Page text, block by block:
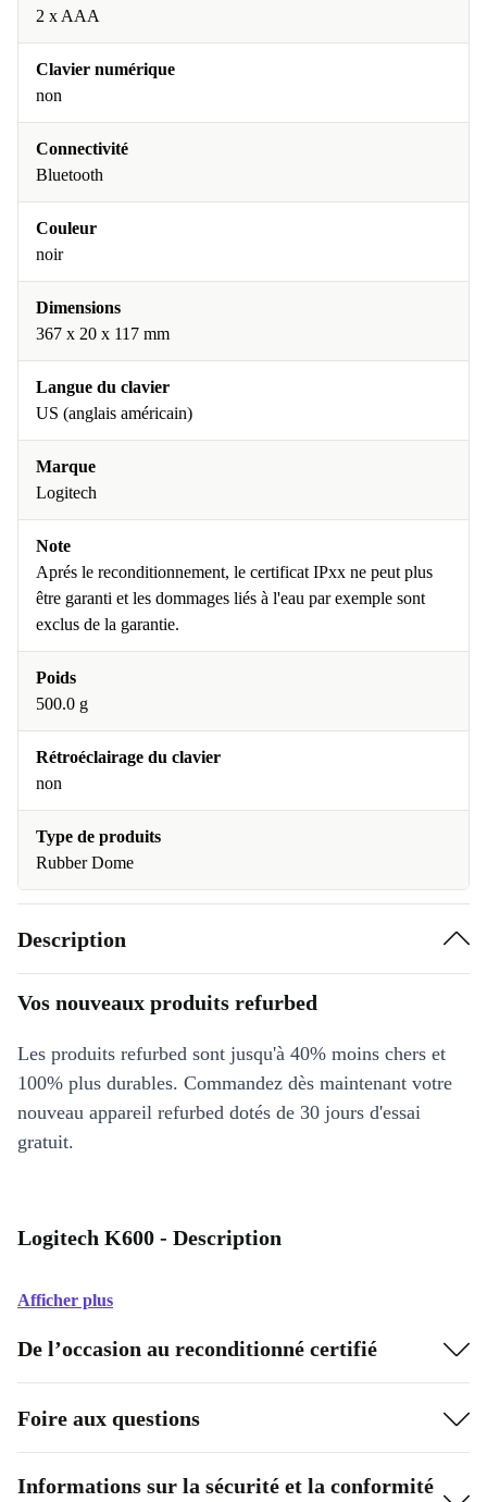
2 x AAA
Clavier numérique
non
Connectivité
Bluetooth
Couleur
noir
Dimensions
367 x 20 x 117 mm
Langue du clavier
US (anglais américain)
Marque
Logitech
Note
Aprés le reconditionnement, le certificat IPxx ne peut plus
être garanti et les dommages liés à l'eau par exemple sont
exclus de la garantie.
Poids
500.0 g
Rétroéclairage du clavier
non
Type de produits
Rubber Dome
Description
Vos nouveaux produits refurbed
Les produits refurbed sont jusqu'à 40% moins chers et
100% plus durables. Commandez dès maintenant votre
nouveau appareil refurbed dotés de 30 jours d'essai
gratuit.
Logitech K600 - Description
Afficher plus
De l’occasion au reconditionné certifié
Foire aux questions
Informations sur la sécurité et la conformité